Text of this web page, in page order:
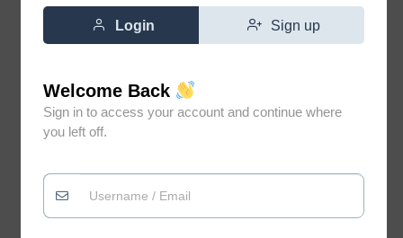
Đừng vì gặp vài người không
xứng đáng mà đánh mất niềm
Login Sign up
Welcome Back
Sign in to access your account and continue where
you left off.